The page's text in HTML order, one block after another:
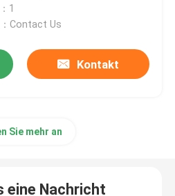
1
Contact Us
Kontakt
Sie mehr an
eine Nachricht